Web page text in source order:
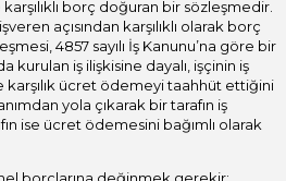
borç doğuran bir sözleşmedir.
açısından karşılıklı olarak borç
4857 sayılı İş Kanunu’na göre bir
kurulan iş ilişkisine dayalı, işçinin iş
karşılık ücret ödemeyi taahhüt ettiğini
yola çıkarak bir tarafın iş
ise ücret ödemesini bağımlı olarak